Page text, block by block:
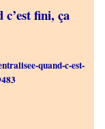
fini, ça
quand-c-est-